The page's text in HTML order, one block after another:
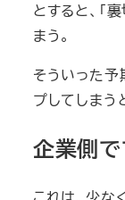
とすると、「
まう。
そういった予
プしてしまう
企業側